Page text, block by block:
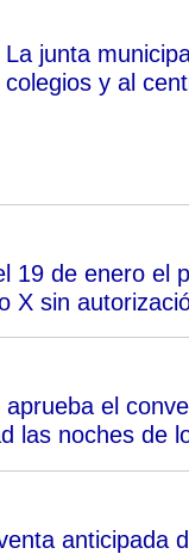
La junta
colegios y al
19 de enero el
X sin
el
las noches de
anticipada